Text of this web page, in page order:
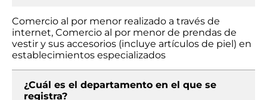
Comercio al por menor realizado a través de
internet, Comercio al por menor de prendas de
vestir y sus accesorios (incluye artículos de piel) en
establecimientos especializados
¿Cuál es el departamento en el que se
registra?